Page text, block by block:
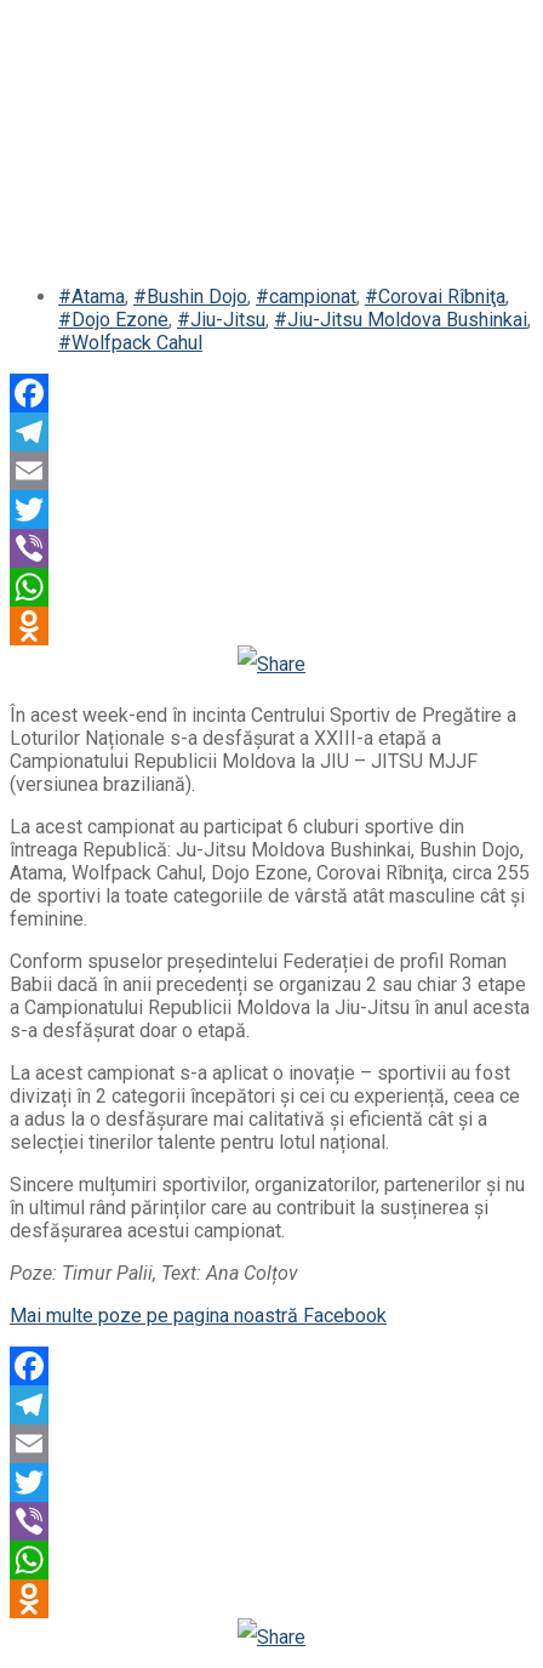
#Atama, #Bushin Dojo, #campionat, #Corovai Rîbniţa,
#Dojo Ezone, #Jiu-Jitsu, #Jiu-Jitsu Moldova Bushinkai,
#Wolfpack Cahul
Odnoklassniki
În acest week-end în incinta Centrului Sportiv de Pregătire a
Loturilor Naționale s-a desfășurat a XXIII-a etapă a
Campionatului Republicii Moldova la JIU – JITSU MJJF
(versiunea braziliană).
La acest campionat au participat 6 cluburi sportive din
întreaga Republică: Ju-Jitsu Moldova Bushinkai, Bushin Dojo,
Atama, Wolfpack Cahul, Dojo Ezone, Corovai Rîbniţa, circa 255
de sportivi la toate categoriile de vârstă atât masculine cât și
feminine.
Conform spuselor președintelui Federației de profil Roman
Babii dacă în anii precedenți se organizau 2 sau chiar 3 etape
a Campionatului Republicii Moldova la Jiu-Jitsu în anul acesta
s-a desfășurat doar o etapă.
La acest campionat s-a aplicat o inovație – sportivii au fost
divizați în 2 categorii începători și cei cu experiență, ceea ce
a adus la o desfășurare mai calitativă și eficientă cât și a
selecției tinerilor talente pentru lotul național.
Sincere mulțumiri sportivilor, organizatorilor, partenerilor și nu
în ultimul rând părinților care au contribuit la susținerea și
desfășurarea acestui campionat.
Poze: Timur Palii, Text: Ana Colțov
Mai multe poze pe pagina noastră Facebook
Odnoklassniki